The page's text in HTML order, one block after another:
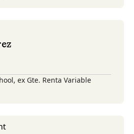
ex Gte. Renta Variable